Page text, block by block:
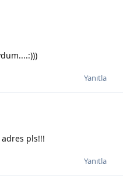
Yanıtla
adres pls!!!
Yanıtla